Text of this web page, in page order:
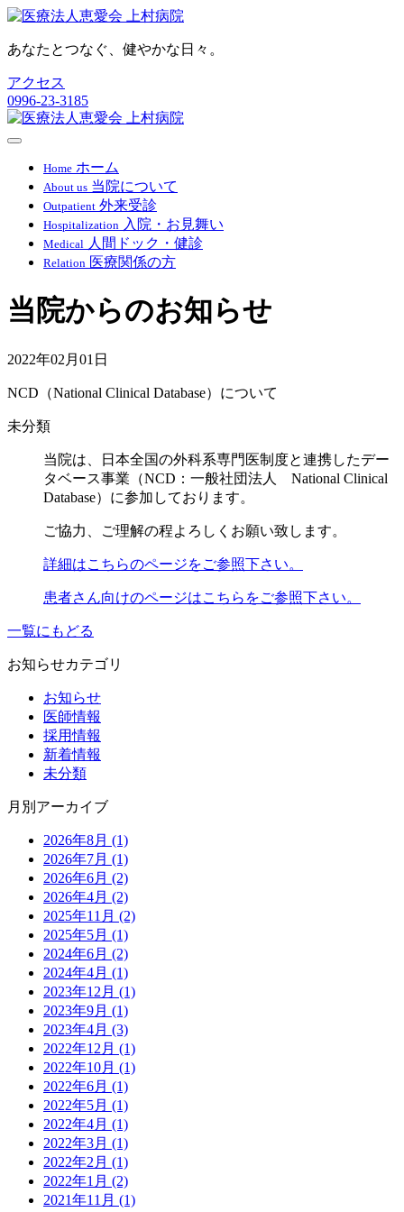
あなたとつなぐ、健やかな日々。
アクセス
0996-23-3185
Home ホーム
About us 当院について
Outpatient 外来受診
Hospitalization 入院・お見舞い
Medical 人間ドック・健診
Relation 医療関係の方
当院からのお知らせ
2022年02月01日
NCD（National Clinical Database）について
未分類
当院は、日本全国の外科系専門医制度と連携したデー
タベース事業（NCD：一般社団法人 National Clinical
Database）に参加しております。
ご協力、ご理解の程よろしくお願い致します。
詳細はこちらのページをご参照下さい。
患者さん向けのページはこちらをご参照下さい。
一覧にもどる
お知らせカテゴリ
お知らせ
医師情報
採用情報
新着情報
未分類
月別アーカイブ
2026年8月 (1)
2026年7月 (1)
2026年6月 (2)
2026年4月 (2)
2025年11月 (2)
2025年5月 (1)
2024年6月 (2)
2024年4月 (1)
2023年12月 (1)
2023年9月 (1)
2023年4月 (3)
2022年12月 (1)
2022年10月 (1)
2022年6月 (1)
2022年5月 (1)
2022年4月 (1)
2022年3月 (1)
2022年2月 (1)
2022年1月 (2)
2021年11月 (1)